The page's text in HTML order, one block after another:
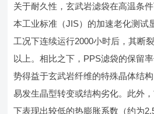
关于耐久性，玄武岩滤袋在高温条
本工业标准（JIS）的加速老化测试
工况下连续运行2000小时后，其断
以上。相比之下，PPS滤袋的保留
势得益于玄武岩纤维的特殊晶体结
易发生晶型转变或结构劣化。此外
下表现出较低的热膨胀系数（约为